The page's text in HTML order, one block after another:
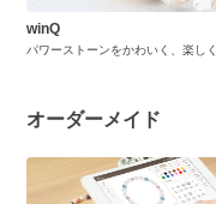
winQ
パワーストーンをかわいく、楽しく
オーダーメイド